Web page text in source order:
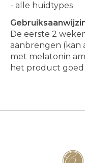
- alle huidtypes
De eerste 2
aanbrengen (kan
met melatonin
het product goed